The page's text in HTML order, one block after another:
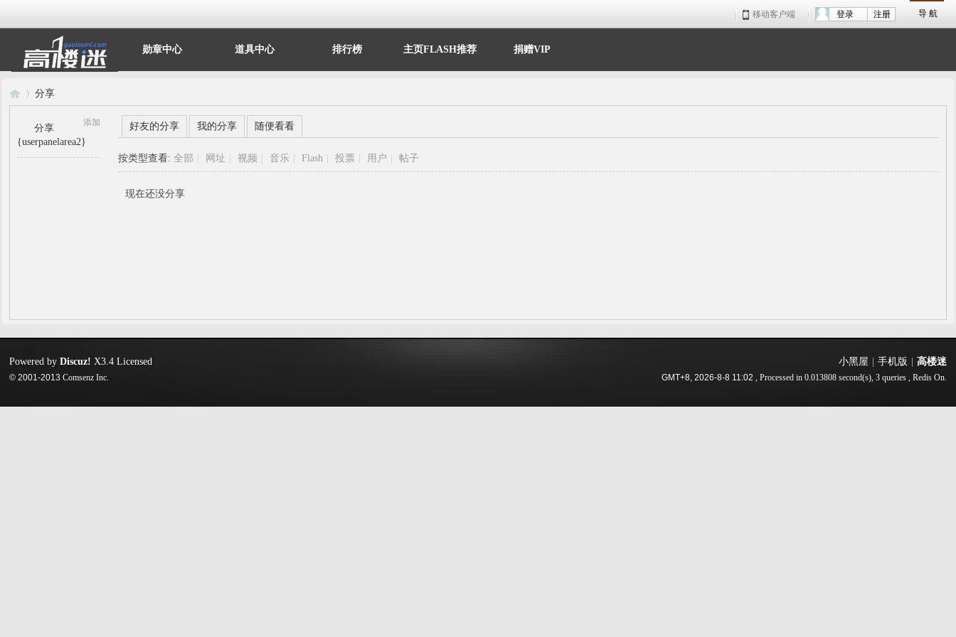
导 航
移动客户端 注册
登录
勋章中心 道具中心 排行榜 主页FLASH推荐 捐赠VIP
分享
添加
分享
{userpanelarea2}
好友的分享 我的分享 随便看看
按类型查看:全部 网址 视频 音乐 Flash 投票 用户 帖子
现在还没分享
小黑屋 手机版 高楼迷
GMT+8, 2026-8-8 11:02 , Processed in 0.013808 second(s), 3 queries , Redis On.
Powered byDiscuz! X3.4 Licensed
© 2001-2013Comsenz Inc.